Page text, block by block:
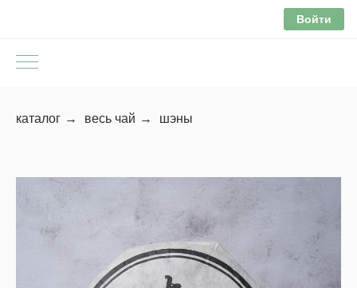
Войти
каталог → весь чай → шэны